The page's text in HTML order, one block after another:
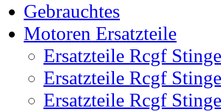
Gebrauchtes
Motoren Ersatzteile
Ersatzteile Rcgf
Ersatzteile Rcgf
Ersatzteile Rcgf